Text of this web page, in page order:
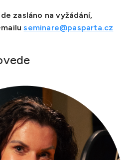
zasláno na vyžádání,
mailuseminare@pasparta.cz